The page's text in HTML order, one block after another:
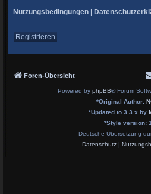
Nutzungsbedingungen |
Registrieren
Foren-Übersicht
Powered by phpBB® Forum
*Original Author:
*Updated to 3.3.x by
*Style version:
Deutsche Übersetzung
Datenschutz|